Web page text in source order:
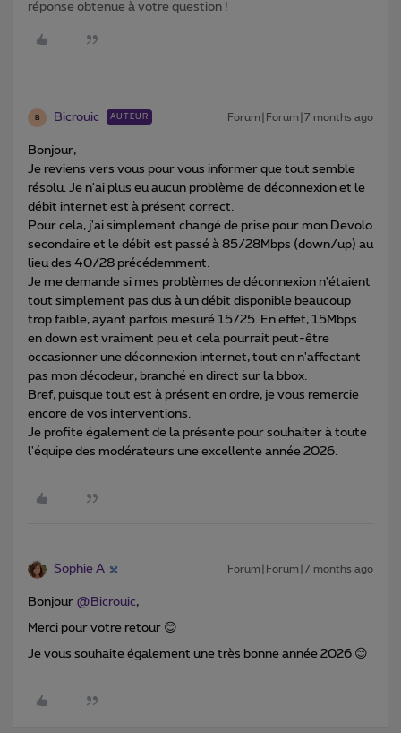
réponse obtenue à votre question !
B Bicrouic AUTEUR Forum|Forum|7 months ago
Bonjour,
Je reviens vers vous pour vous informer que tout semble
résolu. Je n'ai plus eu aucun problème de déconnexion et le
débit internet est à présent correct.
Pour cela, j'ai simplement changé de prise pour mon Devolo
secondaire et le débit est passé à 85/28Mbps (down/up) au
lieu des 40/28 précédemment.
Je me demande si mes problèmes de déconnexion n'étaient
tout simplement pas dus à un débit disponible beaucoup
trop faible, ayant parfois mesuré 15/25. En effet, 15Mbps
en down est vraiment peu et cela pourrait peut-être
occasionner une déconnexion internet, tout en n'affectant
pas mon décodeur, branché en direct sur la bbox.
Bref, puisque tout est à présent en ordre, je vous remercie
encore de vos interventions.
Je profite également de la présente pour souhaiter à toute
l'équipe des modérateurs une excellente année 2026.
Sophie A Forum|Forum|7 months ago
Bonjour ​ @Bicrouic,
Merci pour votre retour 😊
Je vous souhaite également une très bonne année 2026 😊